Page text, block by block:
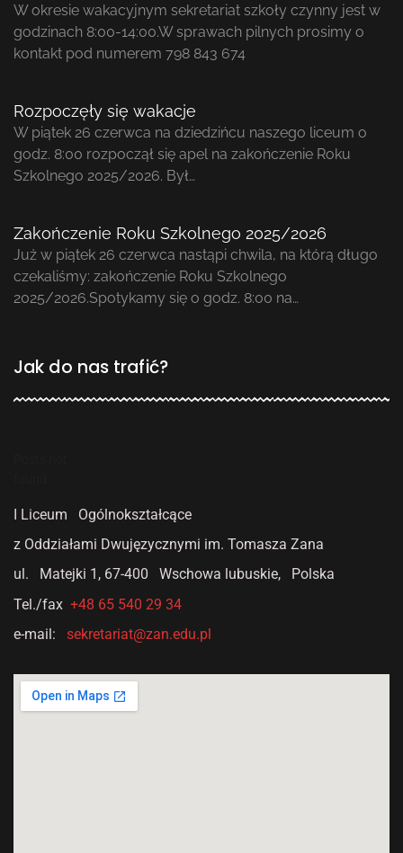
W okresie wakacyjnym sekretariat szkoły czynny jest w
godzinach 8:00-14:00.W sprawach pilnych prosimy o
kontakt pod numerem 798 843 674
Rozpoczęły się wakacje
W piątek 26 czerwca na dziedzińcu naszego liceum o
godz. 8:00 rozpoczął się apel na zakończenie Roku
Szkolnego 2025/2026. Był…
Zakończenie Roku Szkolnego 2025/2026
Już w piątek 26 czerwca nastąpi chwila, na którą długo
czekaliśmy: zakończenie Roku Szkolnego
2025/2026.Spotykamy się o godz. 8:00 na…
Jak do nas trafić?
I Liceum Ogólnokształcące
z Oddziałami Dwujęzycznymi im. Tomasza Zana
ul. Matejki 1, 67-400 Wschowa lubuskie, Polska
Tel./fax +48 65 540 29 34
e-mail: sekretariat@zan.edu.pl